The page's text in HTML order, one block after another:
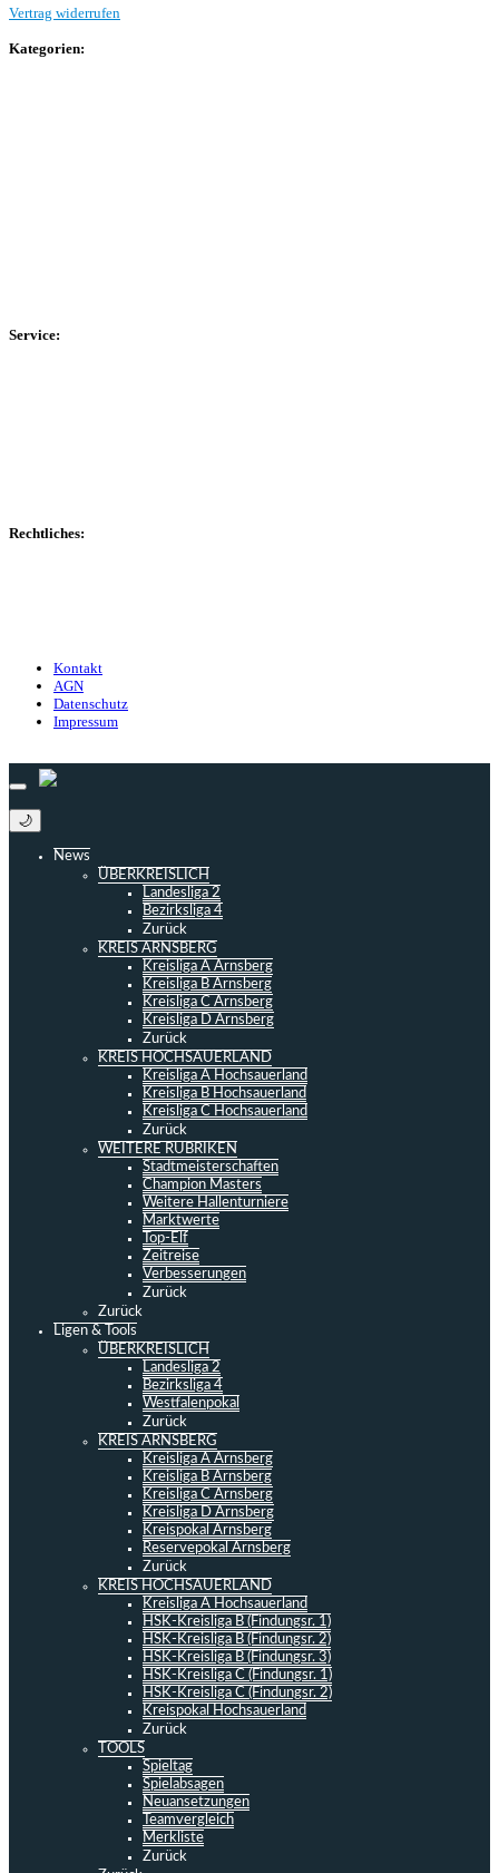
Vertrag widerrufen
Kategorien:
Service:
Rechtliches:
Kontakt
AGN
Datenschutz
Impressum
🌙
News
ÜBERKREISLICH
Landesliga 2
Bezirksliga 4
Zurück
KREIS ARNSBERG
Kreisliga A Arnsberg
Kreisliga B Arnsberg
Kreisliga C Arnsberg
Kreisliga D Arnsberg
Zurück
KREIS HOCHSAUERLAND
Kreisliga A Hochsauerland
Kreisliga B Hochsauerland
Kreisliga C Hochsauerland
Zurück
WEITERE RUBRIKEN
Stadtmeisterschaften
Champion Masters
Weitere Hallenturniere
Marktwerte
Top-Elf
Zeitreise
Verbesserungen
Zurück
Zurück
Ligen & Tools
ÜBERKREISLICH
Landesliga 2
Bezirksliga 4
Westfalenpokal
Zurück
KREIS ARNSBERG
Kreisliga A Arnsberg
Kreisliga B Arnsberg
Kreisliga C Arnsberg
Kreisliga D Arnsberg
Kreispokal Arnsberg
Reservepokal Arnsberg
Zurück
KREIS HOCHSAUERLAND
Kreisliga A Hochsauerland
HSK-Kreisliga B (Findungsr. 1)
HSK-Kreisliga B (Findungsr. 2)
HSK-Kreisliga B (Findungsr. 3)
HSK-Kreisliga C (Findungsr. 1)
HSK-Kreisliga C (Findungsr. 2)
Kreispokal Hochsauerland
Zurück
TOOLS
Spieltag
Spielabsagen
Neuansetzungen
Teamvergleich
Merkliste
Zurück